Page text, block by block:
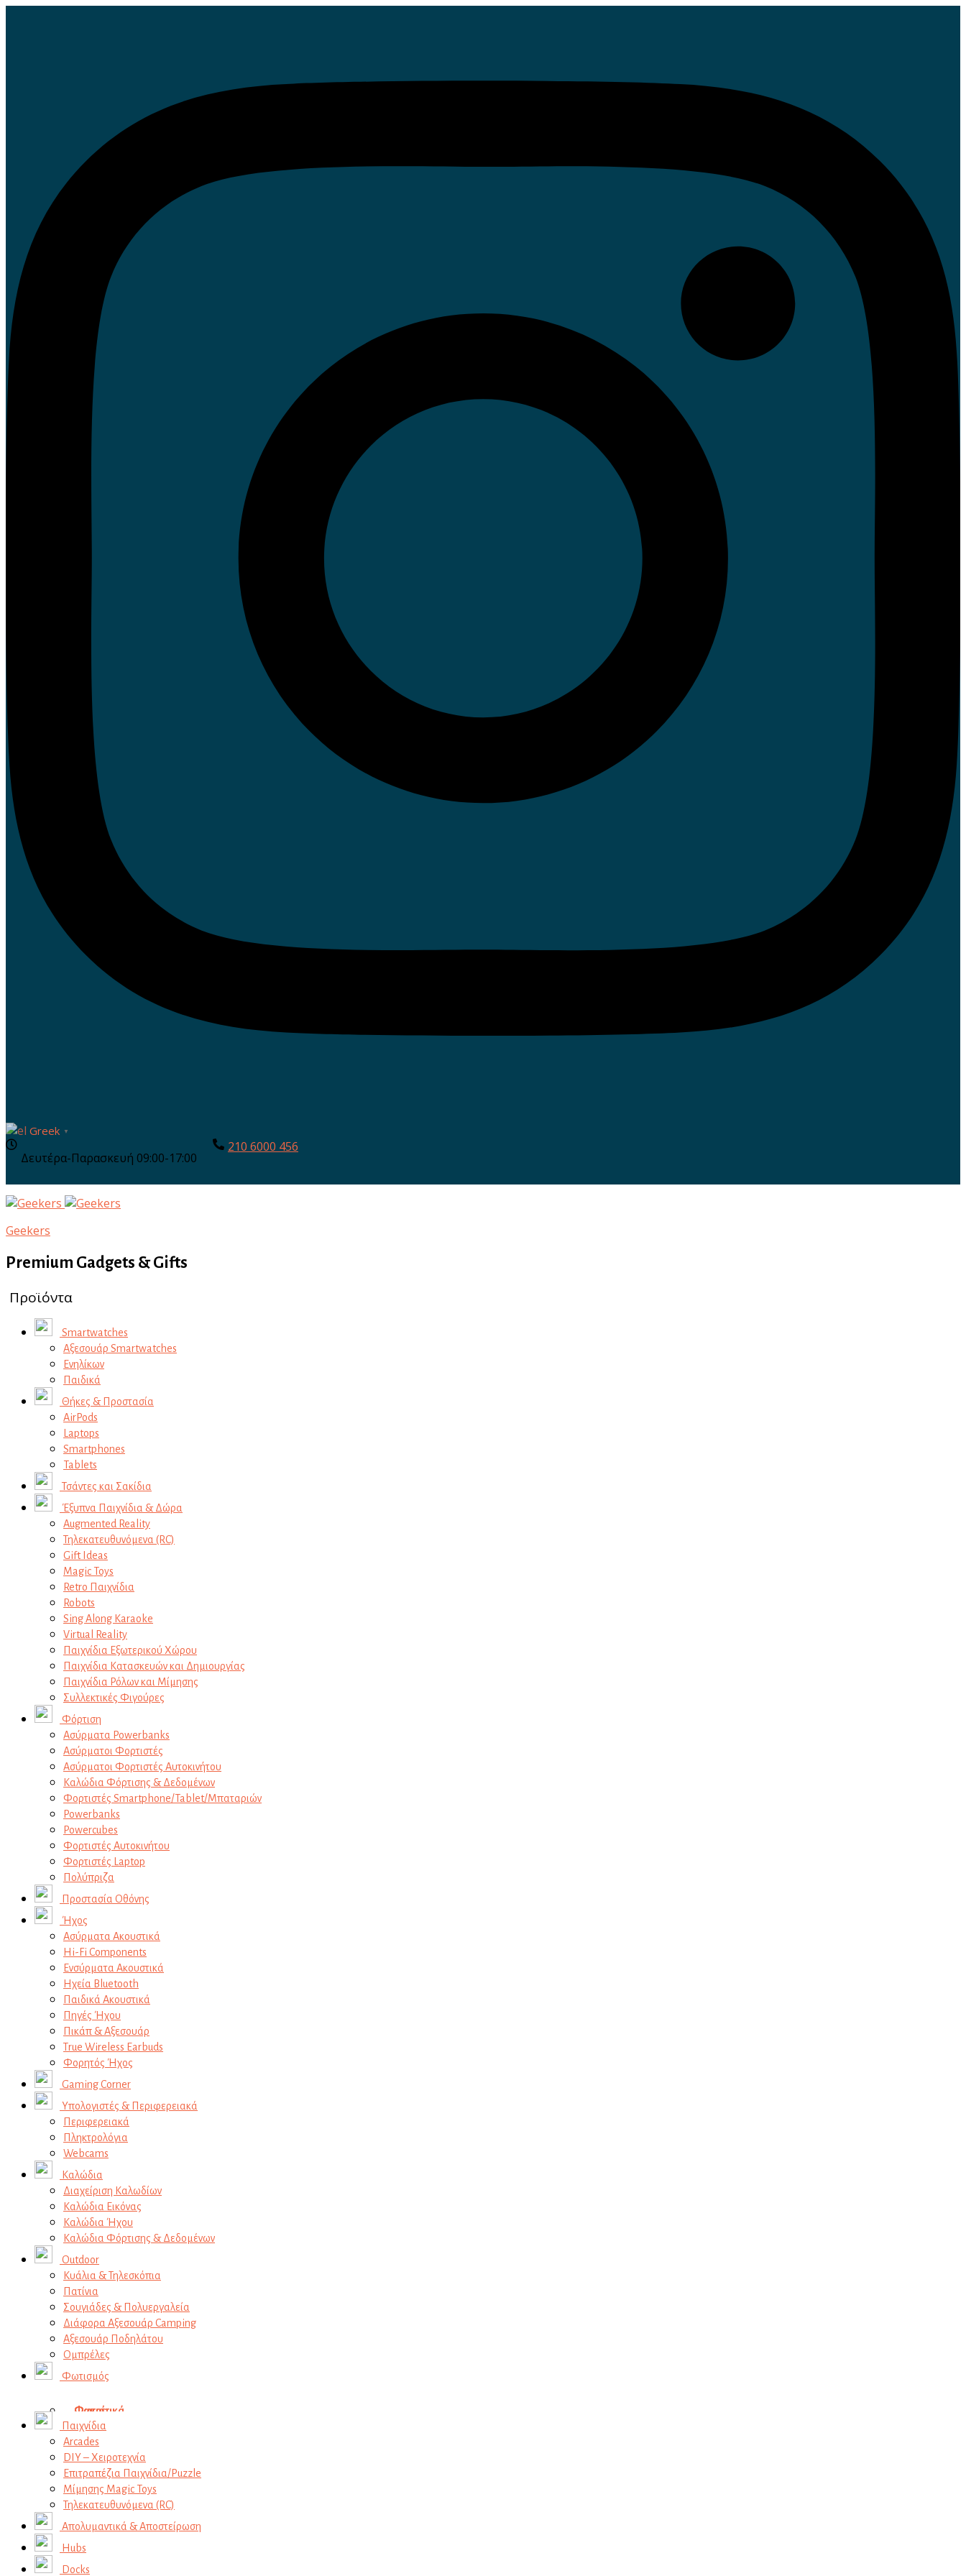
Greek ▼
Δευτέρα-Παρασκευή 09:00-17:00
210 6000 456
Geekers
Premium Gadgets & Gifts
Προϊόντα
Smartwatches
Αξεσουάρ Smartwatches
Ενηλίκων
Παιδικά
Θήκες & Προστασία
AirPods
Laptops
Smartphones
Tablets
Τσάντες και Σακίδια
Έξυπνα Παιχνίδια & Δώρα
Augmented Reality
Τηλεκατευθυνόμενα (RC)
Gift Ideas
Magic Toys
Retro Παιχνίδια
Robots
Sing Along Karaoke
Virtual Reality
Παιχνίδια Εξωτερικού Χώρου
Παιχνίδια Κατασκευών και Δημιουργίας
Παιχνίδια Ρόλων και Μίμησης
Συλλεκτικές Φιγούρες
Φόρτιση
Ασύρματα Powerbanks
Aσύρματοι Φορτιστές
Ασύρματοι Φορτιστές Αυτοκινήτου
Καλώδια Φόρτισης & Δεδομένων
Φορτιστές Smartphone/Tablet/Μπαταριών
Powerbanks
Powercubes
Φορτιστές Αυτοκινήτου
Φορτιστές Laptop
Πολύπριζα
Προστασία Οθόνης
Ήχος
Ασύρματα Ακουστικά
Hi-Fi Components
Ενσύρματα Ακουστικά
Ηχεία Bluetooth
Παιδικά Ακουστικά
Πηγές Ήχου
Πικάπ & Αξεσουάρ
Τrue Wireless Earbuds
Φορητός Ήχος
Gaming Corner
Υπολογιστές & Περιφερειακά
Περιφερειακά
Πληκτρολόγια
Webcams
Καλώδια
Διαχείριση Καλωδίων
Καλώδια Εικόνας
Καλώδια Ήχου
Καλώδια Φόρτισης & Δεδομένων
Outdoor
Κυάλια & Τηλεσκόπια
Πατίνια
Σουγιάδες & Πολυεργαλεία
Διάφορα Αξεσουάρ Camping
Αξεσουάρ Ποδηλάτου
Ομπρέλες
Φωτισμός
Φωτιστικά
Επιτραπέζια
Παιδικά
Vlogging Kits
Φακοί
Φακοί Φωτισμού
Παιχνίδια
Arcades
DIY – Χειροτεχνία
Επιτραπέζια Παιχνίδια/Puzzle
Μίμησης Magic Toys
Τηλεκατευθυνόμενα (RC)
Απολυμαντικά & Αποστείρωση
Hubs
Docks